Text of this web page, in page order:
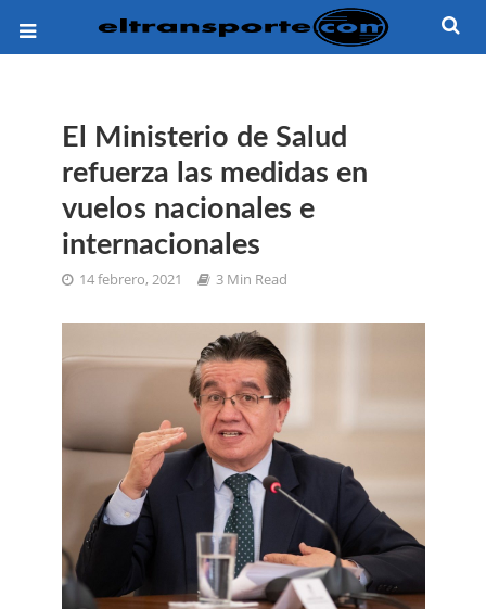
El Ministerio de Salud
refuerza las medidas en
vuelos nacionales e
internacionales
14 febrero, 2021 3 Min Read